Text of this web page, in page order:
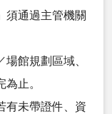
須通過主管機關
場館規劃區域、
止。
有未帶證件、資